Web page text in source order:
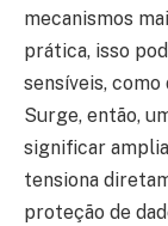
mecanismos
prática, isso
sensíveis,
Surge, então,
significar
tensiona
proteção de